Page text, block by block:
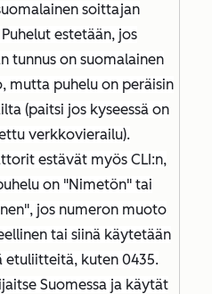
soittajan
estetään, jos
tunnus on suomalainen
mutta puhelu on peräisin
(paitsi jos kyseessä on
verkkovierailu).
estävät myös CLI:n,
on "Nimetön" tai
jos numeron muoto
tai siinä käytetään
etuliitteitä, kuten 0435.
Suomessa ja käytät